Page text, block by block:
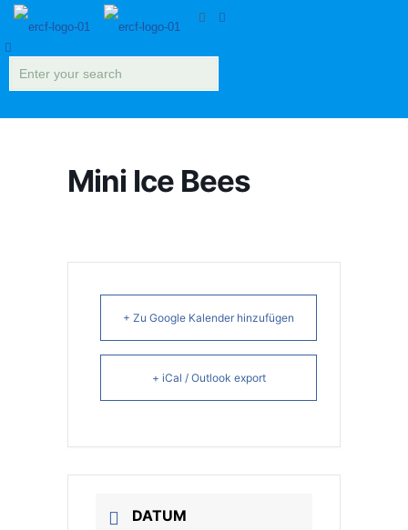
Mini Ice Bees
+ Zu Google Kalender hinzufügen
+ iCal / Outlook export
DATUM